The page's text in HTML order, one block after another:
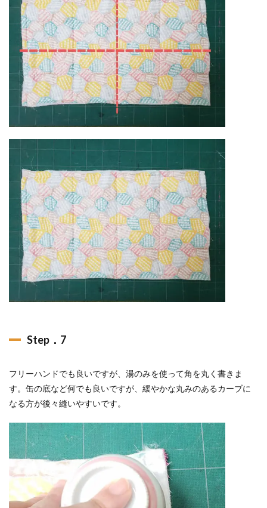
Step．7
フリーハンドでも良いですが、湯のみを使って角を丸く書きま
す。缶の底など何でも良いですが、緩やかな丸みのあるカーブに
なる方が後々縫いやすいです。